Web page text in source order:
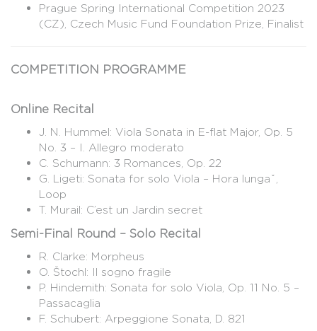
Prague Spring International Competition 2023
(CZ), Czech Music Fund Foundation Prize, Finalist
COMPETITION PROGRAMME
Online Recital
J. N. Hummel: Viola Sonata in E-flat Major, Op. 5
No. 3 – I. Allegro moderato
C. Schumann: 3 Romances, Op. 22
G. Ligeti: Sonata for solo Viola – Hora lungǎ,
Loop
T. Murail: C’est un Jardin secret
Semi-Final Round – Solo Recital
R. Clarke: Morpheus
O. Štochl: Il sogno fragile
P. Hindemith: Sonata for solo Viola, Op. 11 No. 5 –
Passacaglia
F. Schubert: Arpeggione Sonata, D. 821